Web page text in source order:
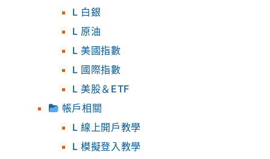
L 白銀
L 原油
L 美國指數
L 國際指數
L 美股＆ETF
帳戶相關
L 線上開戶教學
L 模擬登入教學